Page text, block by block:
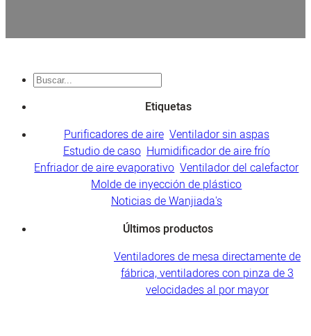
Etiquetas
Purificadores de aire Ventilador sin aspas
Estudio de caso Humidificador de aire frío
Enfriador de aire evaporativo Ventilador del calefactor
Molde de inyección de plástico
Noticias de Wanjiada's
Últimos productos
Ventiladores de mesa directamente de
fábrica, ventiladores con pinza de 3
velocidades al por mayor